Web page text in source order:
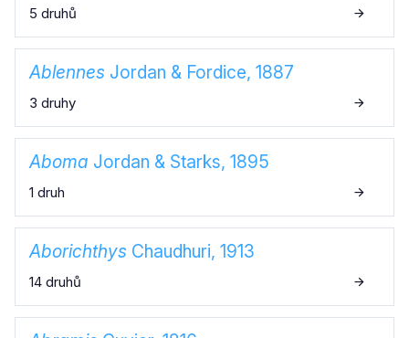
5 druhů
Ablennes Jordan & Fordice, 1887
3 druhy
Aboma Jordan & Starks, 1895
1 druh
Aborichthys Chaudhuri, 1913
14 druhů